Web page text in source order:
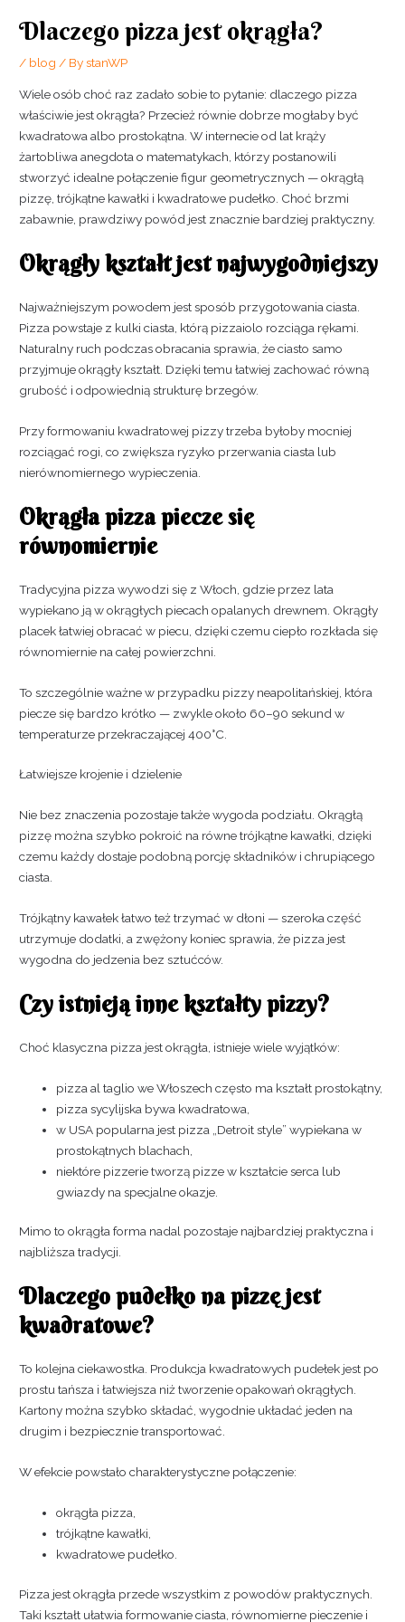
Dlaczego pizza jest okrągła?
/ blog / BystanWP
Wiele osób choć raz zadało sobie to pytanie: dlaczego pizza
właściwie jest okrągła? Przecież równie dobrze mogłaby być
kwadratowa albo prostokątna. W internecie od lat krąży
żartobliwa anegdota o matematykach, którzy postanowili
stworzyć idealne połączenie figur geometrycznych — okrągłą
pizzę, trójkątne kawałki i kwadratowe pudełko. Choć brzmi
zabawnie, prawdziwy powód jest znacznie bardziej praktyczny.
Okrągły kształt jest najwygodniejszy
Najważniejszym powodem jest sposób przygotowania ciasta.
Pizza powstaje z kulki ciasta, którą pizzaiolo rozciąga rękami.
Naturalny ruch podczas obracania sprawia, że ciasto samo
przyjmuje okrągły kształt. Dzięki temu łatwiej zachować równą
grubość i odpowiednią strukturę brzegów.
Przy formowaniu kwadratowej pizzy trzeba byłoby mocniej
rozciągać rogi, co zwiększa ryzyko przerwania ciasta lub
nierównomiernego wypieczenia.
Okrągła pizza piecze się
równomiernie
Tradycyjna pizza wywodzi się z Włoch, gdzie przez lata
wypiekano ją w okrągłych piecach opalanych drewnem. Okrągły
placek łatwiej obracać w piecu, dzięki czemu ciepło rozkłada się
równomiernie na całej powierzchni.
To szczególnie ważne w przypadku pizzy neapolitańskiej, która
piecze się bardzo krótko — zwykle około 60–90 sekund w
temperaturze przekraczającej 400°C.
Łatwiejsze krojenie i dzielenie
Nie bez znaczenia pozostaje także wygoda podziału. Okrągłą
pizzę można szybko pokroić na równe trójkątne kawałki, dzięki
czemu każdy dostaje podobną porcję składników i chrupiącego
ciasta.
Trójkątny kawałek łatwo też trzymać w dłoni — szeroka część
utrzymuje dodatki, a zwężony koniec sprawia, że pizza jest
wygodna do jedzenia bez sztućców.
Czy istnieją inne kształty pizzy?
Choć klasyczna pizza jest okrągła, istnieje wiele wyjątków:
pizza al taglio we Włoszech często ma kształt prostokątny,
pizza sycylijska bywa kwadratowa,
w USA popularna jest pizza „Detroit style” wypiekana w
prostokątnych blachach,
niektóre pizzerie tworzą pizze w kształcie serca lub
gwiazdy na specjalne okazje.
Mimo to okrągła forma nadal pozostaje najbardziej praktyczna i
najbliższa tradycji.
Dlaczego pudełko na pizzę jest
kwadratowe?
To kolejna ciekawostka. Produkcja kwadratowych pudełek jest po
prostu tańsza i łatwiejsza niż tworzenie opakowań okrągłych.
Kartony można szybko składać, wygodnie układać jeden na
drugim i bezpiecznie transportować.
W efekcie powstało charakterystyczne połączenie:
okrągła pizza,
trójkątne kawałki,
kwadratowe pudełko.
Pizza jest okrągła przede wszystkim z powodów praktycznych.
Taki kształt ułatwia formowanie ciasta, równomierne pieczenie i